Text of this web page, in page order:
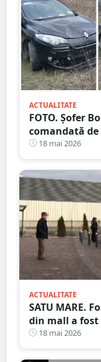
ACTUALITATE
FOTO. Șofer
comandată
Unul dintre
18 mai 2026
ACTUALITATE
SATU MARE.
din mall a
18 mai 2026